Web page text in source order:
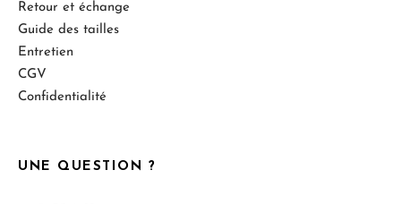
UNE QUESTION ?
Retour et échange
Guide des tailles
Entretien
CGV
Confidentialité